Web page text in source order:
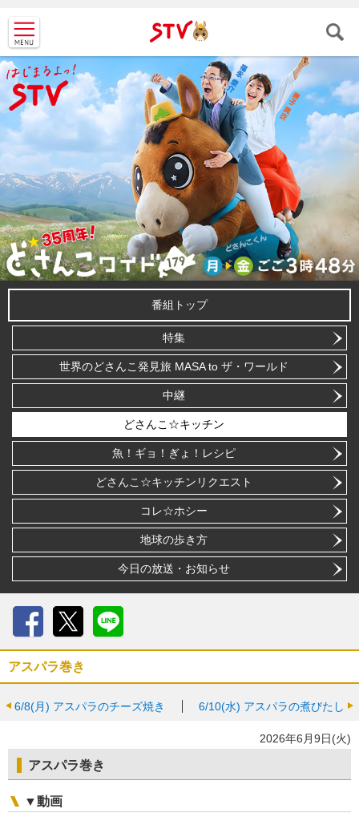
ＳＴＶ札
幌テレビ
番組トップ
特集
世界のどさんこ発見旅 MASA to ザ・ワールド
中継
どさんこ☆キッチン
魚！ギョ！ぎょ！レシピ
どさんこ☆キッチンリクエスト
コレ☆ホシー
地球の歩き方
今日の放送・お知らせ
アスパラ巻き
6/8(月) アスパラのチーズ焼き 6/10(水) アスパラの煮びたし
2026年6月9日(火)
アスパラ巻き
▼動画